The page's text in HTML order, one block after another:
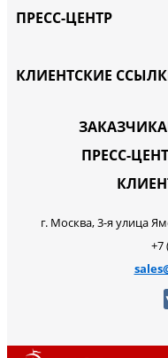
ПРЕСС-ЦЕНТР
КЛИЕНТСКИЕ
ПРЕСС-
г. Москва, 3-я улица
+7